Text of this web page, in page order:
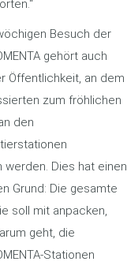
Besuch der
gehört auch
Öffentlichkeit, an dem
zum fröhlichen
den
werden. Dies hat einen
Grund: Die gesamte
soll mit anpacken,
geht, die
Stationen